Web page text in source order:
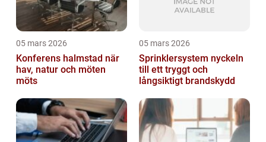
05 mars 2026
Konferens halmstad när
hav, natur och möten
möts
05 mars 2026
Sprinklersystem nyckeln
till ett tryggt och
långsiktigt brandskydd